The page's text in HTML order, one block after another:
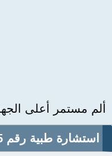
ألم مستمر أعلى
استشارة طبية رقم 3925